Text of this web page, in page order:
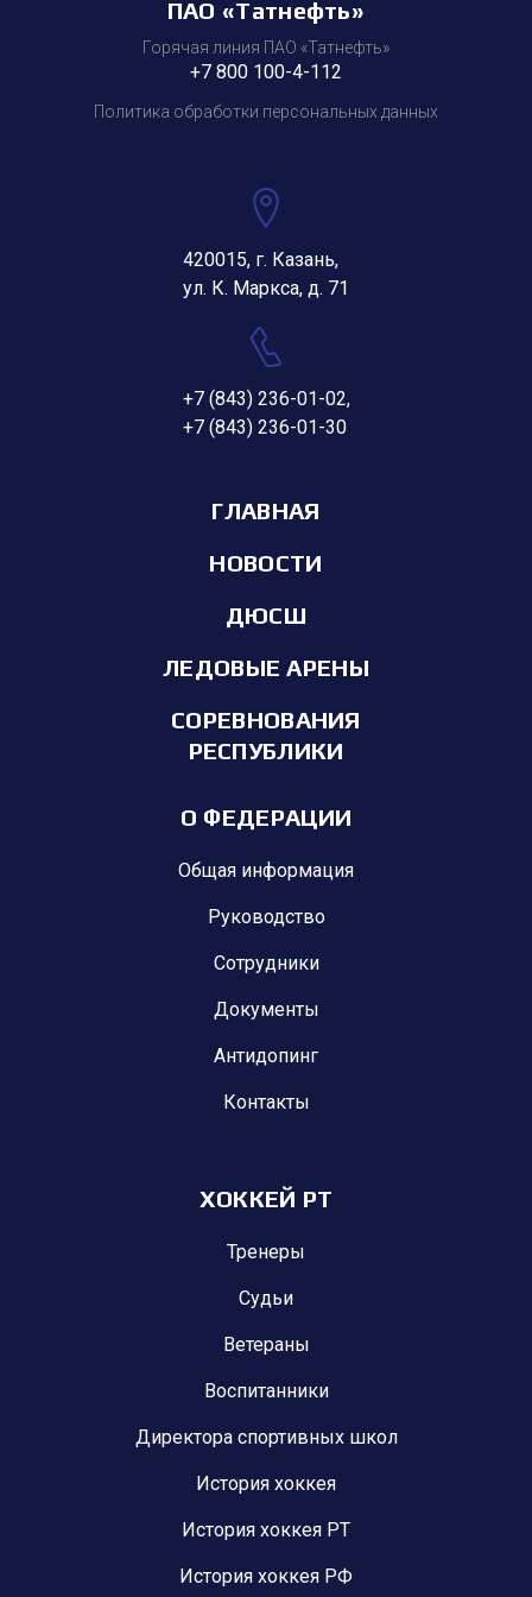
ПАО «Татнефть»
Горячая линия ПАО «Татнефть»
+7 800 100-4-112
Политика обработки персональных данных
420015, г. Казань,
ул. К. Маркса, д. 71
+7 (843) 236-01-02,
+7 (843) 236-01-30
ГЛАВНАЯ
НОВОСТИ
ДЮСШ
ЛЕДОВЫЕ АРЕНЫ
СОРЕВНОВАНИЯ
РЕСПУБЛИКИ
О ФЕДЕРАЦИИ
Общая информация
Руководство
Сотрудники
Документы
Антидопинг
Контакты
ХОККЕЙ РТ
Тренеры
Судьи
Ветераны
Воспитанники
Директора спортивных школ
История хоккея
История хоккея РТ
История хоккея РФ